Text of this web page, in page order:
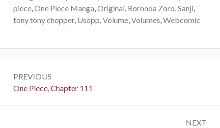
piece,One Piece Manga,Original, Roronoa Zoro,Sanji,
tony tony chopper, Usopp,Volume,Volumes,Webcomic
navigation
PREVIOUS
Previous:
One Piece, Chapter 111
NEXT